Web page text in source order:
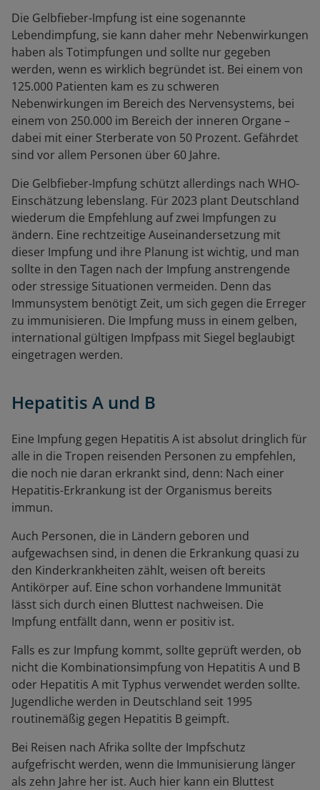
Die Gelbfieber-Impfung ist eine sogenannte
Lebendimpfung, sie kann daher mehr Nebenwirkungen
haben als Totimpfungen und sollte nur gegeben
werden, wenn es wirklich begründet ist. Bei einem von
125.000 Patienten kam es zu schweren
Nebenwirkungen im Bereich des Nervensystems, bei
einem von 250.000 im Bereich der inneren Organe –
dabei mit einer Sterberate von 50 Prozent. Gefährdet
sind vor allem Personen über 60 Jahre.
Die Gelbfieber-Impfung schützt allerdings nach WHO-
Einschätzung lebenslang. Für 2023 plant Deutschland
wiederum die Empfehlung auf zwei Impfungen zu
ändern. Eine rechtzeitige Auseinandersetzung mit
dieser Impfung und ihre Planung ist wichtig, und man
sollte in den Tagen nach der Impfung anstrengende
oder stressige Situationen vermeiden. Denn das
Immunsystem benötigt Zeit, um sich gegen die Erreger
zu immunisieren. Die Impfung muss in einem gelben,
international gültigen Impfpass mit Siegel beglaubigt
eingetragen werden.
Hepatitis A und B
Eine Impfung gegen Hepatitis A ist absolut dringlich für
alle in die Tropen reisenden Personen zu empfehlen,
die noch nie daran erkrankt sind, denn: Nach einer
Hepatitis-Erkrankung ist der Organismus bereits
immun.
Auch Personen, die in Ländern geboren und
aufgewachsen sind, in denen die Erkrankung quasi zu
den Kinderkrankheiten zählt, weisen oft bereits
Antikörper auf. Eine schon vorhandene Immunität
lässt sich durch einen Bluttest nachweisen. Die
Impfung entfällt dann, wenn er positiv ist.
Falls es zur Impfung kommt, sollte geprüft werden, ob
nicht die Kombinationsimpfung von Hepatitis A und B
oder Hepatitis A mit Typhus verwendet werden sollte.
Jugendliche werden in Deutschland seit 1995
routinemäßig gegen Hepatitis B geimpft.
Bei Reisen nach Afrika sollte der Impfschutz
aufgefrischt werden, wenn die Immunisierung länger
als zehn Jahre her ist. Auch hier kann ein Bluttest